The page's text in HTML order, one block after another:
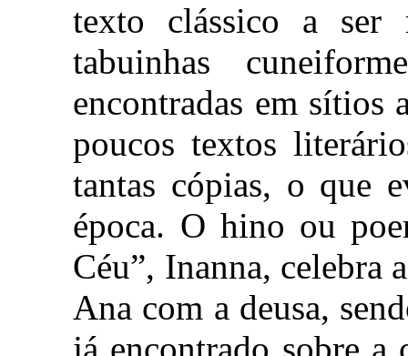
texto clássico a ser
tabuinhas
encontradas em sítios
poucos textos
tantas cópias, o que
época. O hino ou
Céu”, Inanna, celebra
Ana com a deusa,